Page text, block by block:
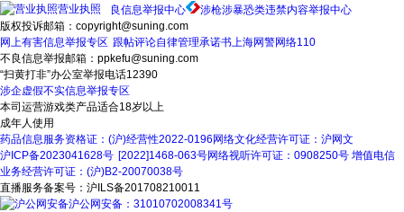
良信息举报中心
涉枪涉暴恐类违禁内容举报中心
营业执照
版权投诉邮箱：copyright@suning.com
跟帖评论自律管理承诺书
网上有害信息举报专区
上海网警网络110
不良信息举报邮箱：ppkefu@suning.com
“扫黄打非”办公室举报电话12390
涉企虚假不实信息举报专区
本司运营游戏类产品适合18岁以上
成年人使用
药品信息服务资格证：(沪)经营性2022-0196 网络文化经营许可证：沪网文
[2022]1468-063号
沪ICP备2023041628号 网络视听许可证：0908250号 增值电信
业务经营许可证：(沪)B2-20070038号
直播服务备案号：沪ILS备201708210011
沪公网安备：31010702008341号